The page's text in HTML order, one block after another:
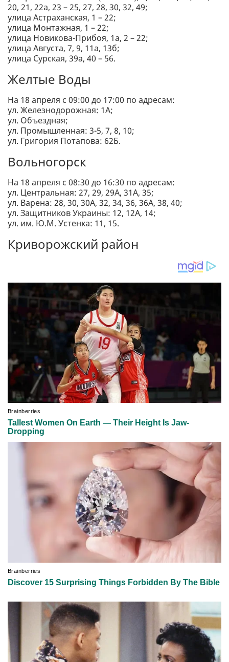
20, 21, 22а, 23 – 25, 27, 28, 30, 32, 49;
улица Астраханская, 1 – 22;
улица Монтажная, 1 – 22;
улица Новикова-Прибоя, 1а, 2 – 22;
улица Августа, 7, 9, 11а, 13б;
улица Сурская, 39а, 40 – 56.
Желтые Воды
На 18 апреля с 09:00 до 17:00 по адресам:
ул. Железнодорожная: 1А;
ул. Объездная;
ул. Промышленная: 3-5, 7, 8, 10;
ул. Григория Потапова: 62Б.
Вольногорск
На 18 апреля с 08:30 до 16:30 по адресам:
ул. Центральная: 27, 29, 29А, 31А, 35;
ул. Варена: 28, 30, 30А, 32, 34, 36, 36А, 38, 40;
ул. Защитников Украины: 12, 12А, 14;
ул. им. Ю.М. Устенка: 11, 15.
Криворожский район